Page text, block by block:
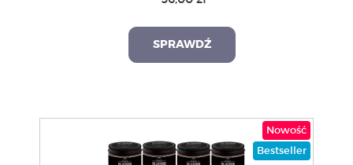
SPRAWDŹ
Nowość
Bestseller